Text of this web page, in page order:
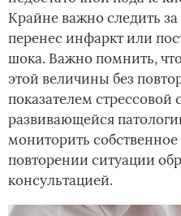
Крайне важно следить
перенес инфаркт или
шока. Важно помнить,
этой величины без
показателем стрессовой
развивающейся
мониторить
повторении ситуации
консультацией.